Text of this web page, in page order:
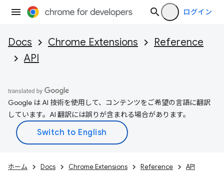
ログイン
Docs Chrome Extensions
Reference
API
Google は AI 技術を使用して、コンテンツをご希望の言語に翻訳
しています。AI 翻訳には誤りが含まれる場合があります。
ホーム Docs Chrome Extensions Reference API